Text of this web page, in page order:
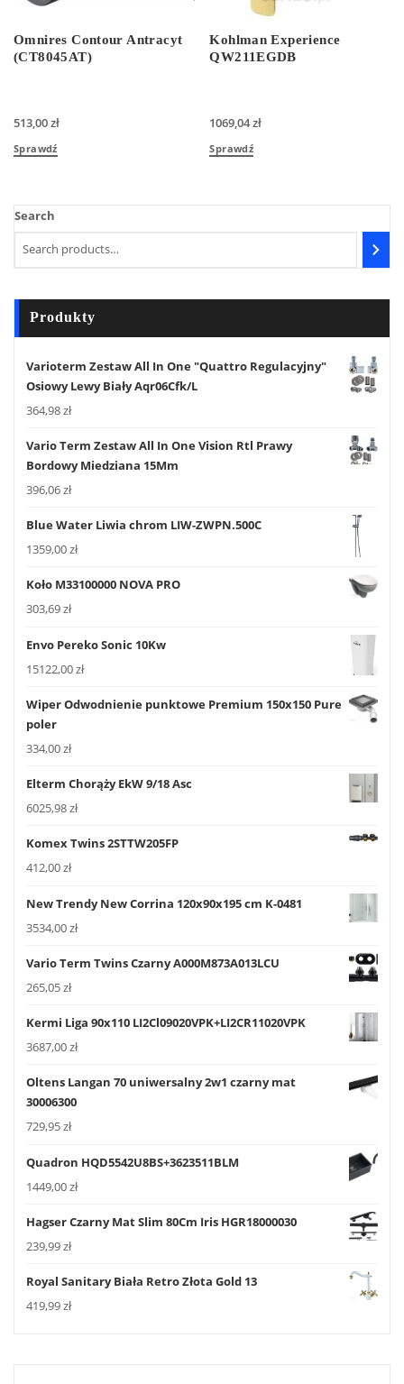
Omnires Contour Antracyt
(CT8045AT)
513,00zł
Sprawdź
Kohlman Experience
QW211EGDB
1069,04zł
Sprawdź
Search
Produkty
Varioterm Zestaw All In One "Quattro Regulacyjny"
Osiowy Lewy Biały Aqr06Cfk/L
364,98zł
Vario Term Zestaw All In One Vision Rtl Prawy
Bordowy Miedziana 15Mm
396,06zł
Blue Water Liwia chrom LIW-ZWPN.500C
1359,00zł
Koło M33100000 NOVA PRO
303,69zł
Envo Pereko Sonic 10Kw
15122,00zł
Wiper Odwodnienie punktowe Premium 150x150 Pure
poler
334,00zł
Elterm Chorąży EkW 9/18 Asc
6025,98zł
Komex Twins 2STTW205FP
412,00zł
New Trendy New Corrina 120x90x195 cm K-0481
3534,00zł
Vario Term Twins Czarny A000M873A013LCU
265,05zł
Kermi Liga 90x110 LI2Cl09020VPK+LI2CR11020VPK
3687,00zł
Oltens Langan 70 uniwersalny 2w1 czarny mat
30006300
729,95zł
Quadron HQD5542U8BS+3623511BLM
1449,00zł
Hagser Czarny Mat Slim 80Cm Iris HGR18000030
239,99zł
Royal Sanitary Biała Retro Złota Gold 13
419,99zł